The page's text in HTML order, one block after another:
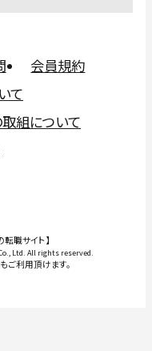
会員規約
て
組について
転職サイト】
Ltd. All rights reserved.
利用頂けます。